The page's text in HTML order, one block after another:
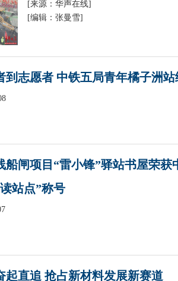
[来源：华声在线]
[编辑：张曼雪]
到志愿者 中铁五局青年橘子洲
船闸项目“雷小锋”驿站书屋荣获
站点”称号
起直追 抢占新材料发展新赛道